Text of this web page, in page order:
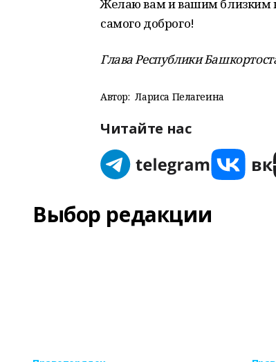
Желаю вам и вашим близким
самого доброго!
Глава Республики
Автор: Лариса Пелагеина
Читайте нас
Выбор редакции